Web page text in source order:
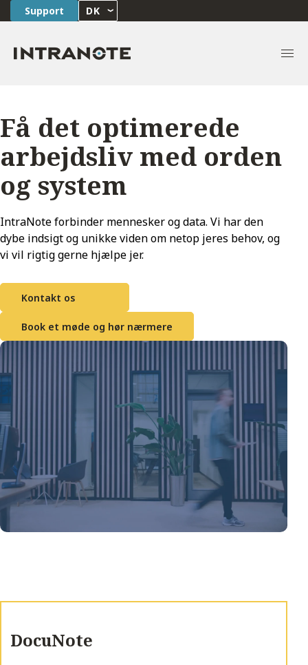
Support DK
Få det optimerede
arbejdsliv med orden
og system
IntraNote forbinder mennesker og data. Vi har den
dybe indsigt og unikke viden om netop jeres behov, og
vi vil rigtig gerne hjælpe jer.
Kontakt os
Book et møde og hør nærmere
DocuNote